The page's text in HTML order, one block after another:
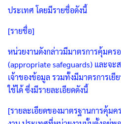
ประเทศ โดยมีรายชื่อดังนี้
[รายชื่อ]
หน่วยงานดังกล่าวมีมาตรการคุ้มค
(appropriate safeguards) และจะ
เจ้าของข้อมูล รวมทั้งมีมาตรการเ
ใช้ได้ ซึ่งมีรายละเอียดดังนี้
[รายละเอียดของมาตรฐานการคุ้ม